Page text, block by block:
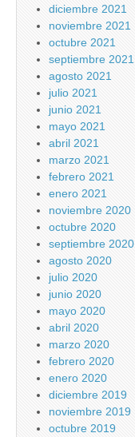
diciembre 2021
noviembre 2021
octubre 2021
septiembre 2021
agosto 2021
julio 2021
junio 2021
mayo 2021
abril 2021
marzo 2021
febrero 2021
enero 2021
noviembre 2020
octubre 2020
septiembre 2020
agosto 2020
julio 2020
junio 2020
mayo 2020
abril 2020
marzo 2020
febrero 2020
enero 2020
diciembre 2019
noviembre 2019
octubre 2019